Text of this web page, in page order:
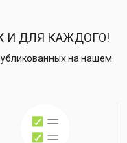
И ДЛЯ КАЖДОГО!
на нашем